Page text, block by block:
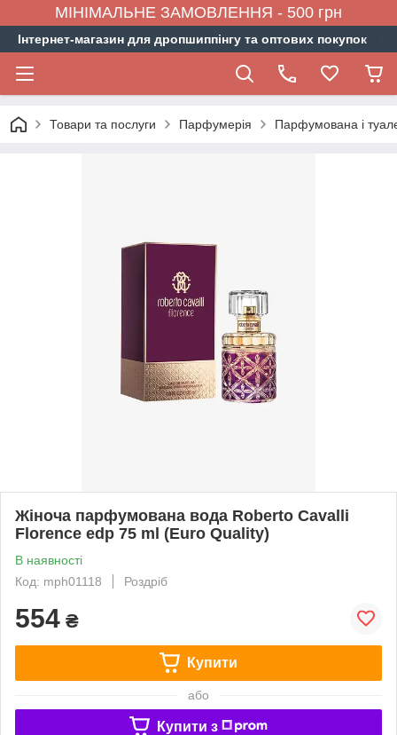
МІНІМАЛЬНЕ ЗАМОВЛЕННЯ - 500 грн
Інтернет-магазин для дропшиппінгу та оптових покупок
Товари та послуги Парфумерія Парфумована і
Жіноча парфумована вода Roberto Cavalli
Florence edp 75 ml (Euro Quality)
В наявності
Код: mph01118
Роздріб
554 ₴
Купити
або
Купити з